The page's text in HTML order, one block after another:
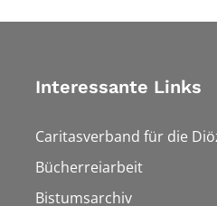
Interessante Links
Caritasverband für die
Bücherreiarbeit
Bistumsarchiv